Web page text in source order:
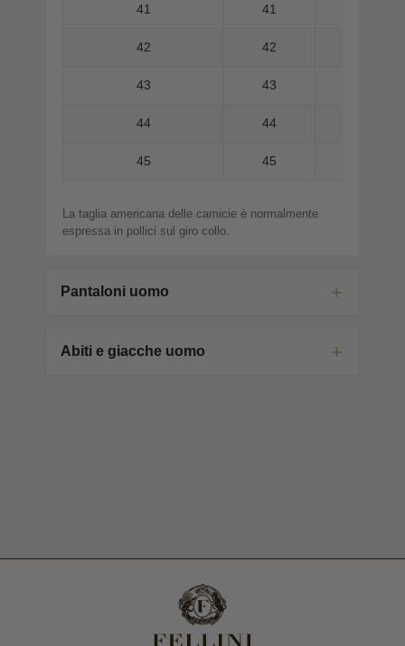
41 41
42 42
43 43
44 44
45 45
La taglia americana delle camicie è normalmente
espressa in pollici sul giro collo.
Pantaloni uomo
Abiti e giacche uomo